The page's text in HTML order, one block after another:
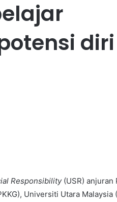
Responsibility(USR) anjuran
Universiti Utara Malaysia